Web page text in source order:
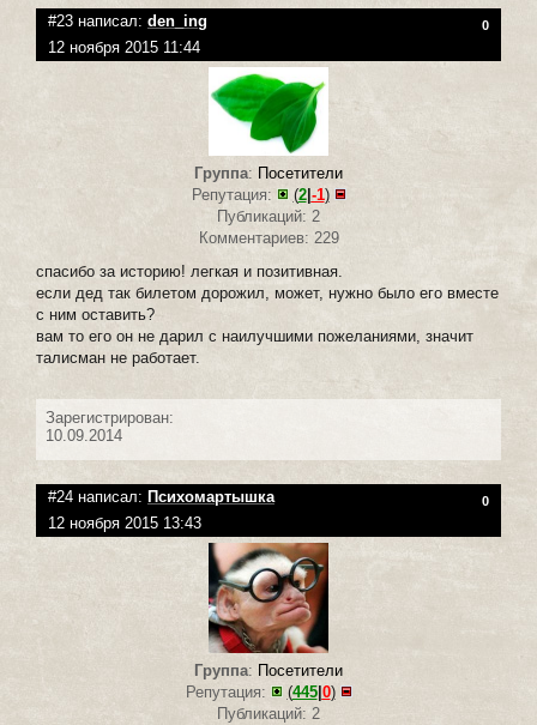
#23 написал: den_ing 0
12 ноября 2015 11:44
Группа: Посетители
Репутация:
(2| -1)
Публикаций: 2
Комментариев: 229
спасибо за историю! легкая и позитивная.
если дед так билетом дорожил, может, нужно было его вместе
с ним оставить?
вам то его он не дарил с наилучшими пожеланиями, значит
талисман не работает.
Зарегистрирован:
10.09.2014
#24 написал: Психомартышка 0
12 ноября 2015 13:43
Группа: Посетители
Репутация:
(445| 0)
Публикаций: 2